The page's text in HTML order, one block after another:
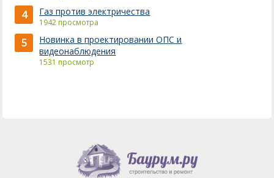
4 Газ против электричества
1942 просмотра
5
Новинка в проектировании ОПС и
видеонаблюдения
1531 просмотр